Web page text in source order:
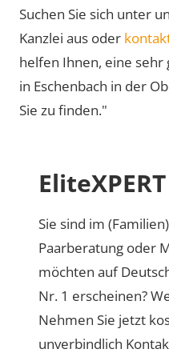
Suchen Sie sich unter
Kanzlei aus oder
helfen Ihnen, eine
in Eschenbach in der
Sie zu finden."
Sie sind im
Paarberatung oder
möchten auf
Nr. 1 erscheinen?
Nehmen Sie jetzt
unverbindlich